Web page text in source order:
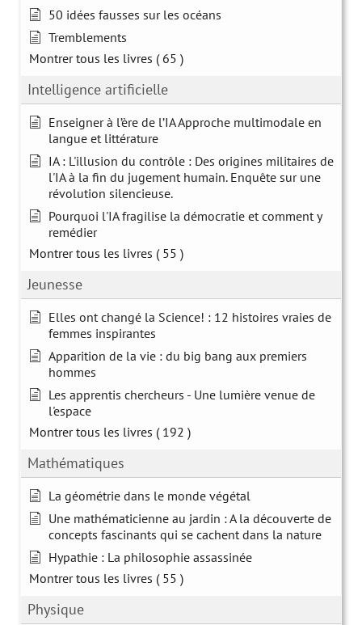
50 idées fausses sur les océans
Tremblements
Montrer tous les livres ( 65 )
Intelligence artificielle
Enseigner à l’ère de l’IA Approche multimodale en
langue et littérature
IA : L'illusion du contrôle : Des origines militaires de
l'IA à la fin du jugement humain. Enquête sur une
révolution silencieuse.
Pourquoi l'IA fragilise la démocratie et comment y
remédier
Montrer tous les livres ( 55 )
Jeunesse
Elles ont changé la Science! : 12 histoires vraies de
femmes inspirantes
Apparition de la vie : du big bang aux premiers
hommes
Les apprentis chercheurs - Une lumière venue de
l'espace
Montrer tous les livres ( 192 )
Mathématiques
La géométrie dans le monde végétal
Une mathématicienne au jardin : A la découverte de
concepts fascinants qui se cachent dans la nature
Hypathie : La philosophie assassinée
Montrer tous les livres ( 55 )
Physique